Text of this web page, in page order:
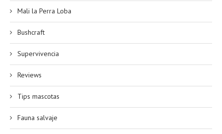
Mali la Perra Loba
Bushcraft
Supervivencia
Reviews
Tips mascotas
Fauna salvaje